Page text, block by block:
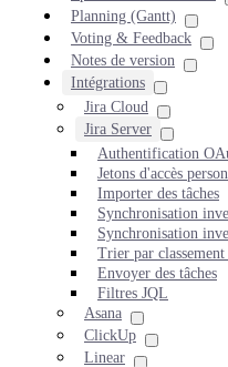
Planning (Gantt)
Voting & Feedback
Notes de version
Intégrations
Jira Cloud
Jira Server
Authentification
Jetons d'accès
Importer des tâches
Synchronisation
Synchronisation
Trier par
Envoyer des tâches
Filtres JQL
Asana
ClickUp
Linear